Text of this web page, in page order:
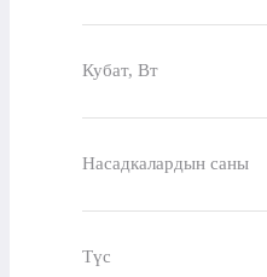
Кубат, Вт
Насадкалардын саны
Түс